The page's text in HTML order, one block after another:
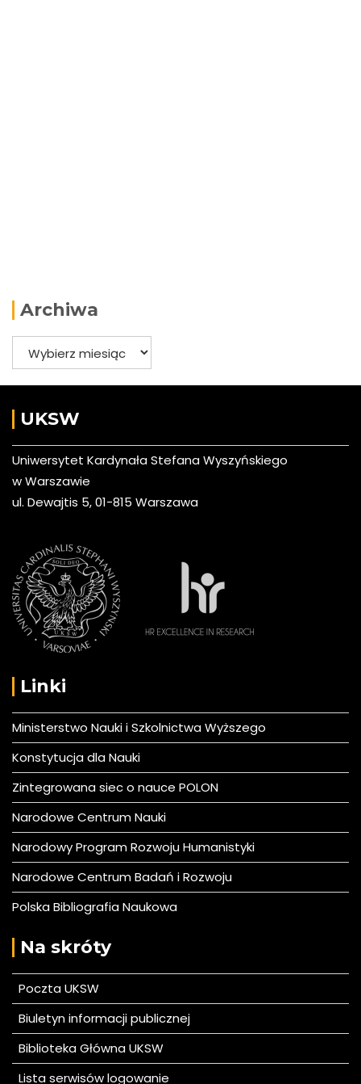
Archiwa
Archiwa
UKSW
Uniwersytet Kardynała Stefana Wyszyńskiego
w Warszawie
ul. Dewajtis 5, 01-815 Warszawa
Linki
Ministerstwo Nauki i Szkolnictwa Wyższego
Konstytucja dla Nauki
Zintegrowana siec o nauce POLON
Narodowe Centrum Nauki
Narodowy Program Rozwoju Humanistyki
Narodowe Centrum Badań i Rozwoju
Polska Bibliografia Naukowa
Na skróty
Poczta UKSW
Biuletyn informacji publicznej
Biblioteka Główna UKSW
Lista serwisów logowanie